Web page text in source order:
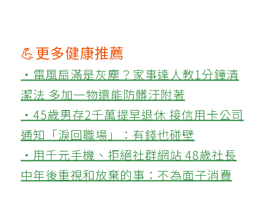
💪更多健康推薦
‧電風扇滿是灰塵？家事達人教1分鐘清
潔法 多加一物還能防髒汙附著
‧45歲男存2千萬提早退休 接信用卡公司
通知「淚回職場」：有錢也碰壁
‧用千元手機、拒絕社群網站 48歲社長
中年後重視和放棄的事：不為面子消費